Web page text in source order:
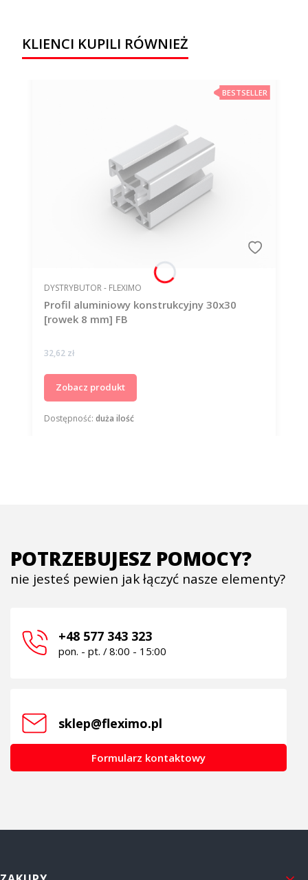
KLIENCI KUPILI RÓWNIEŻ
BESTSELLER
Profil aluminiowy konstrukcyjny 30x30
[rowek 8 mm] FB
PRODUCENT
DYSTRYBUTOR - FLEXIMO
Cena
32,62 zł
Zobacz produkt
Dostępność: duża ilość
POTRZEBUJESZ POMOCY?
nie jesteś pewien jak łączyć nasze elementy?
+48 577 343 323
pon. - pt. / 8:00 - 15:00
sklep@fleximo.pl
Formularz kontaktowy